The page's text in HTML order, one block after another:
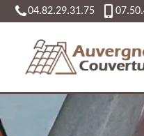
04.82.29.31.75